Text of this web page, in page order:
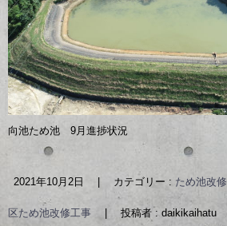
向池ため池 9月進捗状況
2021年10月2日 | カテゴリー : ため池改修
区ため池改修工事 | 投稿者 : daikikaihatu